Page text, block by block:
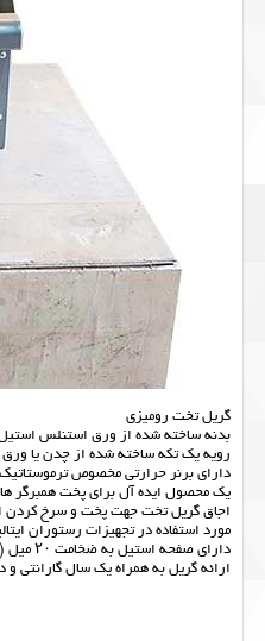
گریل تخت رومیزی
بدنه ساخته شده از ورق استنلس استیل
رویه یک تکه ساخته شده از چدن یا
دارای برنر حرارتی مخصوص ترموستاتیک
یک محصول ایده آل برای پخت همبرگر
اجاق گریل تخت جهت پخت و سرخ کردن
مورد استفاده در تجهیزات رستوران
دارای صفحه استیل به ضخامت ۲۰ میل ( ۲ سانتی متر)
ارائهگریلبه همراه یک سال گارانتی